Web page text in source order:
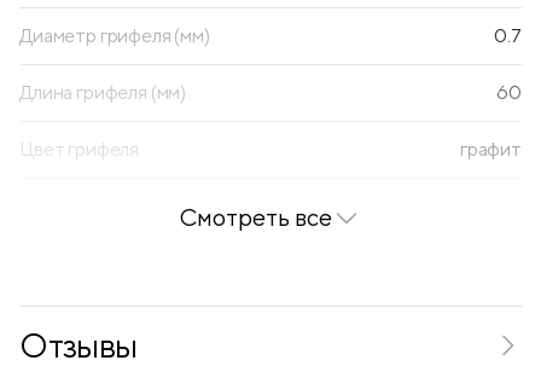
Диаметр грифеля (мм) 0.7
Длина грифеля (мм) 60
Цвет грифеля графит
Смотреть все
Отзывы